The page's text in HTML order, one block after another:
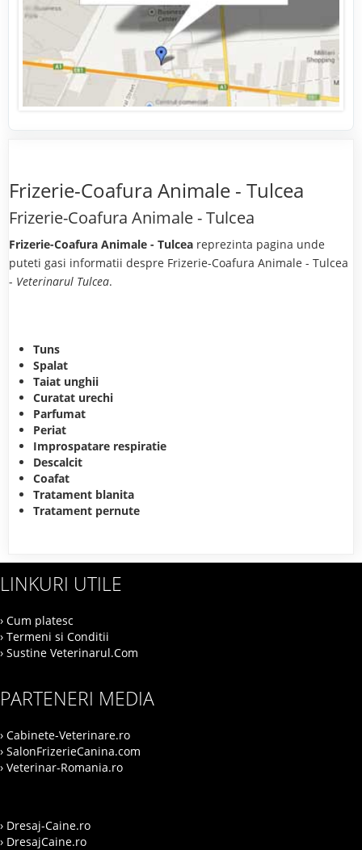
Frizerie-Coafura Animale - Tulcea
Frizerie-Coafura Animale - Tulcea
Frizerie-Coafura Animale - Tulcea reprezinta pagina unde
puteti gasi informatii despre Frizerie-Coafura Animale - Tulcea
- Veterinarul Tulcea.
Tuns
Spalat
Taiat unghii
Curatat urechi
Parfumat
Periat
Improspatare respiratie
Descalcit
Coafat
Tratament blanita
Tratament pernute
LINKURI UTILE
› Cum platesc
› Termeni si Conditii
› Sustine Veterinarul.Com
PARTENERI MEDIA
› Cabinete-Veterinare.ro
› SalonFrizerieCanina.com
› Veterinar-Romania.ro
› Dresaj-Caine.ro
› DresajCaine.ro